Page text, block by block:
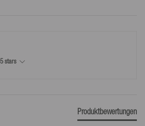
innerhalb Deutschlands*.
laut unseren Bedingungen, sofern das bei uns
wird.
stars
Produktbewertungen